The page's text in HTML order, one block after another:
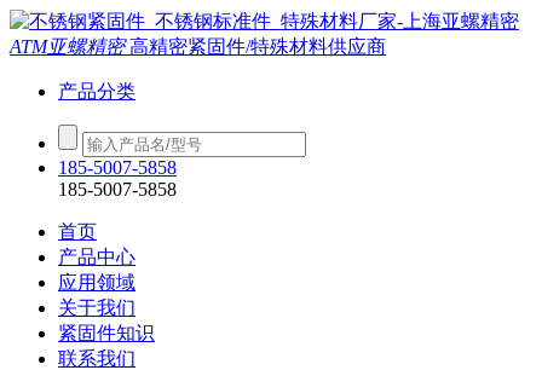
ATM亚螺精密高精密紧固件/特殊材料供应商
产品分类
185-5007-5858
185-5007-5858
首页
产品中心
应用领域
关于我们
紧固件知识
联系我们